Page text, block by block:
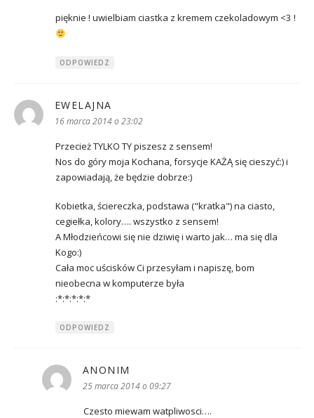
pięknie ! uwielbiam ciastka z kremem czekoladowym <3 !
ODPOWIEDZ
EWELAJNA
16 marca 2014 o 23:02
Przecież TYLKO TY piszesz z sensem!
Nos do góry moja Kochana, forsycje KAŻĄ się cieszyć:) i
zapowiadają, że będzie dobrze:)
Kobietka, ściereczka, podstawa ("kratka") na ciasto,
cegiełka, kolory…. wszystko z sensem!
A Młodzieńcowi się nie dziwię i warto jak… ma się dla
Kogo:)
Cała moc uścisków Ci przesyłam i napiszę, bom
nieobecna w komputerze była
:*:*:*:*:*
ODPOWIEDZ
ANONIM
25 marca 2014 o 09:27
Czesto miewam watpliwosci….